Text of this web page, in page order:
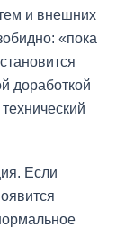
и внешних
«пока
доработкой
Если